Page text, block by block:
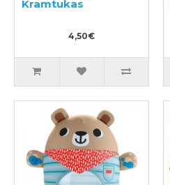
Kramtukas
4,50€